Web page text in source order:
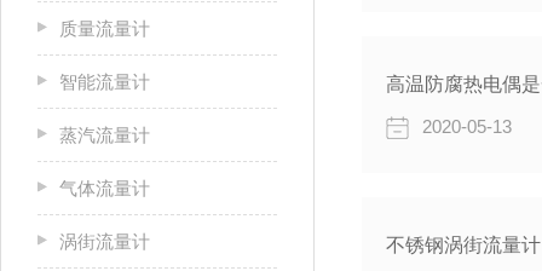
质量流量计
智能流量计
蒸汽流量计
气体流量计
涡街流量计
高温防腐热电偶
2020-05-13
不锈钢涡街流量